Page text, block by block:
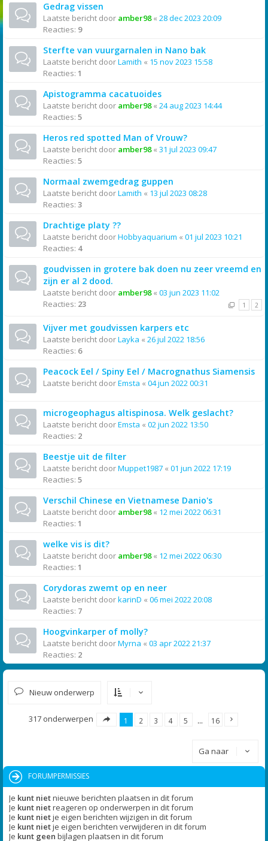
Gedrag vissen
Laatste bericht door amber98« 28 dec 2023 20:09
Reacties: 9
Sterfte van vuurgarnalen in Nano bak
Laatste bericht doorLamith « 15 nov 2023 15:58
Reacties: 1
Apistogramma cacatuoides
Laatste bericht door amber98« 24 aug 2023 14:44
Reacties: 5
Heros red spotted Man of Vrouw?
Laatste bericht door amber98« 31 jul 2023 09:47
Reacties: 5
Normaal zwemgedrag guppen
Laatste bericht doorLamith « 13 jul 2023 08:28
Reacties: 3
Drachtige platy ??
Laatste bericht doorHobbyaquarium « 01 jul 2023 10:21
Reacties: 4
goudvissen in grotere bak doen nu zeer vreemd en
zijn er al 2 dood.
Laatste bericht door amber98« 03 jun 2023 11:02
Reacties: 23 1 2
Vijver met goudvissen karpers etc
Laatste bericht doorLayka « 26 jul 2022 18:56
Reacties: 6
Peacock Eel / Spiny Eel / Macrognathus Siamensis
Laatste bericht doorEmsta « 04 jun 2022 00:31
microgeophagus altispinosa. Welk geslacht?
Laatste bericht doorEmsta « 02 jun 2022 13:50
Reacties: 2
Beestje uit de filter
Laatste bericht doorMuppet1987 « 01 jun 2022 17:19
Reacties: 5
Verschil Chinese en Vietnamese Danio's
Laatste bericht door amber98« 12 mei 2022 06:31
Reacties: 1
welke vis is dit?
Laatste bericht door amber98« 12 mei 2022 06:30
Reacties: 1
Corydoras zwemt op en neer
Laatste bericht doorkarinD « 06 mei 2022 20:08
Reacties: 7
Hoogvinkarper of molly?
Laatste bericht doorMyrna « 03 apr 2022 21:37
Reacties: 2
Nieuw onderwerp
317 onderwerpen 1 2 3 4 5 … 16
Ga naar
FORUMPERMISSIES
Je kunt nietnieuwe berichten plaatsen in dit forum
Je kunt nietreageren op onderwerpen in dit forum
Je kunt nietje eigen berichten wijzigen in dit forum
Je kunt nietje eigen berichten verwijderen in dit forum
Je kunt geen bijlagen plaatsen in dit forum